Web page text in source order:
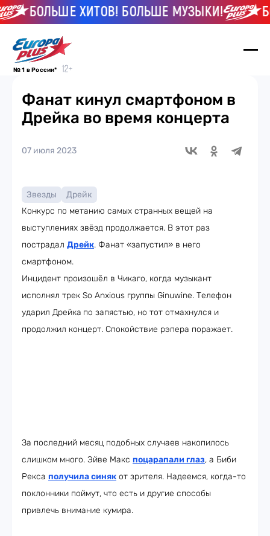
БОЛЬШЕ ХИТОВ! БОЛЬШЕ МУЗЫКИ!
№ 1 в России*
Фанат кинул смартфоном в
Дрейка во время концерта
07 июля 2023
Звезды
Дрейк
Конкурс по метанию самых странных вещей на
выступлениях звёзд продолжается. В этот раз
пострадал Дрейк. Фанат «запустил» в него
смартфоном.
Инцидент произошёл в Чикаго, когда музыкант
исполнял трек So Anxious группы Ginuwine. Телефон
ударил Дрейка по запястью, но тот отмахнулся и
продолжил концерт. Спокойствие рэпера поражает.
За последний месяц подобных случаев накопилось
слишком много. Эйве Макс поцарапали глаз, а Биби
Рекса получила синяк от зрителя. Надеемся, когда-то
поклонники поймут, что есть и другие способы
привлечь внимание кумира.